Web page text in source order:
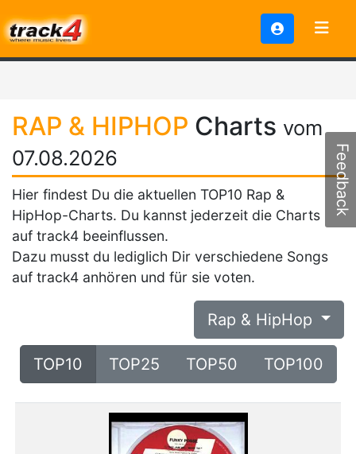
RAP & HIPHOP Charts vom
07.08.2026
Hier findest Du die aktuellen TOP10 Rap &
HipHop-Charts. Du kannst jederzeit die Charts
auf track4 beeinflussen.
Dazu musst du lediglich Dir verschiedene Songs
auf track4 anhören und für sie voten.
Rap & HipHop
TOP10 TOP25 TOP50 TOP100
Feedback